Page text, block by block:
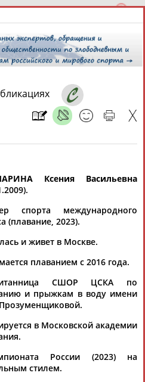
2026 года,
СПЕЦИАЛИСТЫ
Расширенный поиск
АБАКУМОВА
АБАЛАКИНА
Рамазан
АБАЧАРАЕВ
Ростом
АБАШИДЗЕ
Ксения Васильевна
спорта международного
(плавание, 2023).
и живет в Москве.
плаванием с 2016 года.
СШОР ЦСКА по
и прыжкам в воду имени
в Московской академии
России (2023) на
стилем.